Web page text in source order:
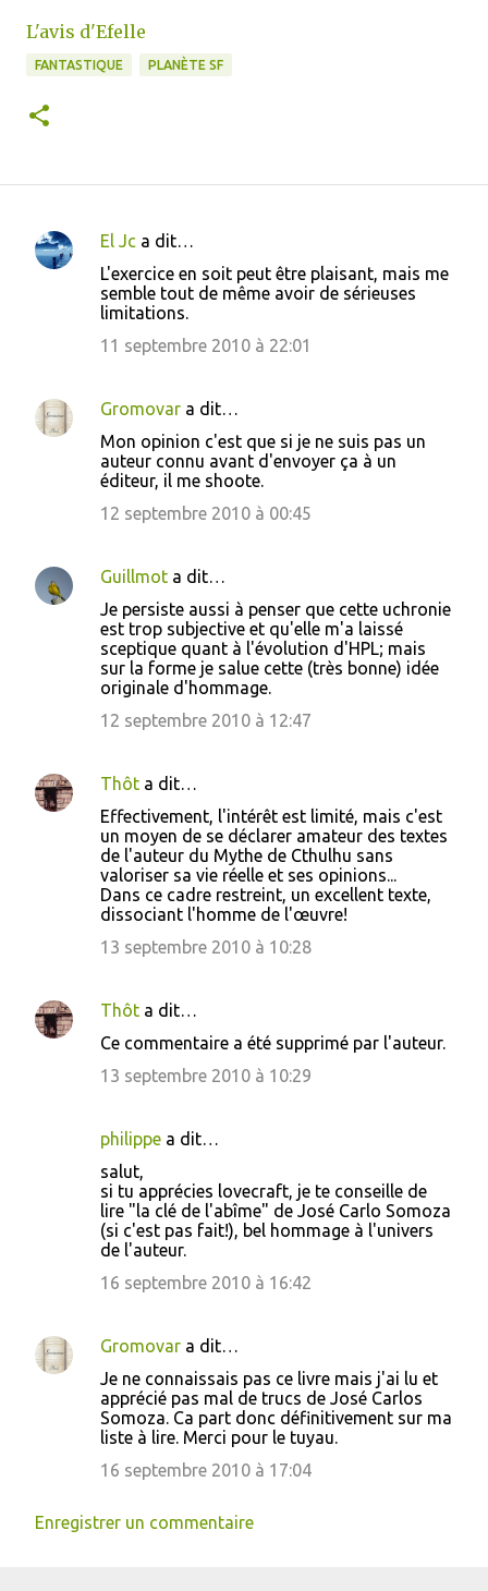
L'avis d'Efelle
FANTASTIQUE PLANÈTE SF
C
n
t
s
El Jc a dit…
L'exercice en soit peut être plaisant, mais me
semble tout de même avoir de sérieuses
limitations.
11 septembre 2010 à 22:01
Gromovar a dit…
Mon opinion c'est que si je ne suis pas un
auteur connu avant d'envoyer ça à un
éditeur, il me shoote.
12 septembre 2010 à 00:45
Guillmot a dit…
Je persiste aussi à penser que cette uchronie
est trop subjective et qu'elle m'a laissé
sceptique quant à l'évolution d'HPL; mais
sur la forme je salue cette (très bonne) idée
originale d'hommage.
12 septembre 2010 à 12:47
Thôt a dit…
Effectivement, l'intérêt est limité, mais c'est
un moyen de se déclarer amateur des textes
de l'auteur du Mythe de Cthulhu sans
valoriser sa vie réelle et ses opinions...
Dans ce cadre restreint, un excellent texte,
dissociant l'homme de l'œuvre!
13 septembre 2010 à 10:28
Thôt a dit…
Ce commentaire a été supprimé par l'auteur.
13 septembre 2010 à 10:29
philippe a dit…
salut,
si tu apprécies lovecraft, je te conseille de
lire "la clé de l'abîme" de José Carlo Somoza
(si c'est pas fait!), bel hommage à l'univers
de l'auteur.
16 septembre 2010 à 16:42
Gromovar a dit…
Je ne connaissais pas ce livre mais j'ai lu et
apprécié pas mal de trucs de José Carlos
Somoza. Ca part donc définitivement sur ma
liste à lire. Merci pour le tuyau.
16 septembre 2010 à 17:04
Enregistrer un commentaire